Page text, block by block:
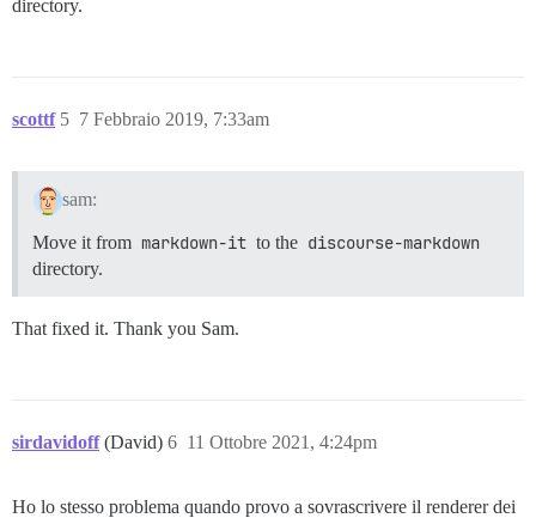
directory.
scottf 7 Febbraio 2019, 7:33am
5
sam:
Move it from markdown-it to the discourse-markdown
directory.
That fixed it. Thank you Sam.
sirdavidoff (David) 11 Ottobre 2021, 4:24pm
6
Ho lo stesso problema quando provo a sovrascrivere il renderer dei